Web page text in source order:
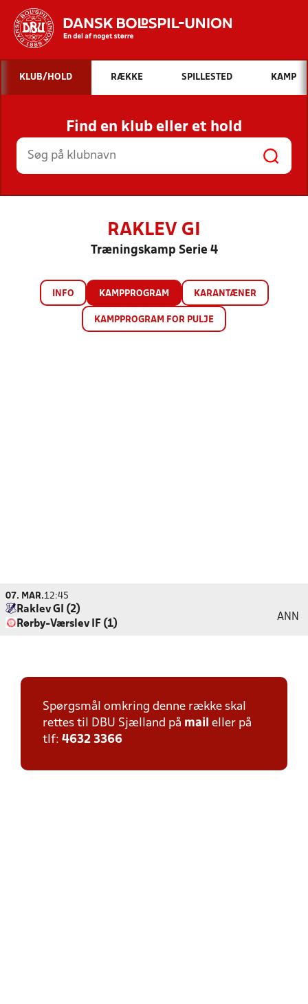
Hvad vil du søge efter?
INDHOLD OG NYHEDER
STILLINGER, RESULTATER, KLUBBER OG
HOLD
KLUB/HOLD RÆKKE SPILLESTED KAMP
Find en klub eller et hold
RAKLEV GI
Træningskamp Serie 4
INFO KAMPPROGRAM KARANTÆNER
KAMPPROGRAM FOR PULJE
07. MAR.12:45
Raklev GI (2)
Rørby-Værslev IF (1)
ANN
Spørgsmål omkring denne række skal
rettes til DBU Sjælland på mail eller på
tlf: 4632 3366